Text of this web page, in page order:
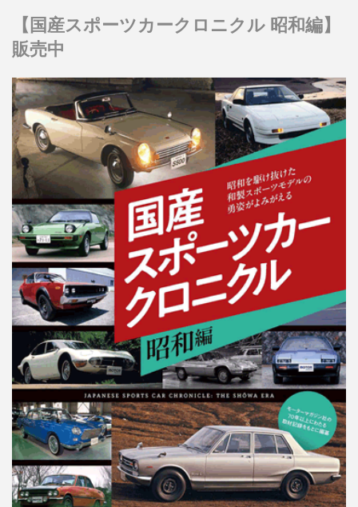
【国産スポーツカークロニクル 昭和編】
販売中